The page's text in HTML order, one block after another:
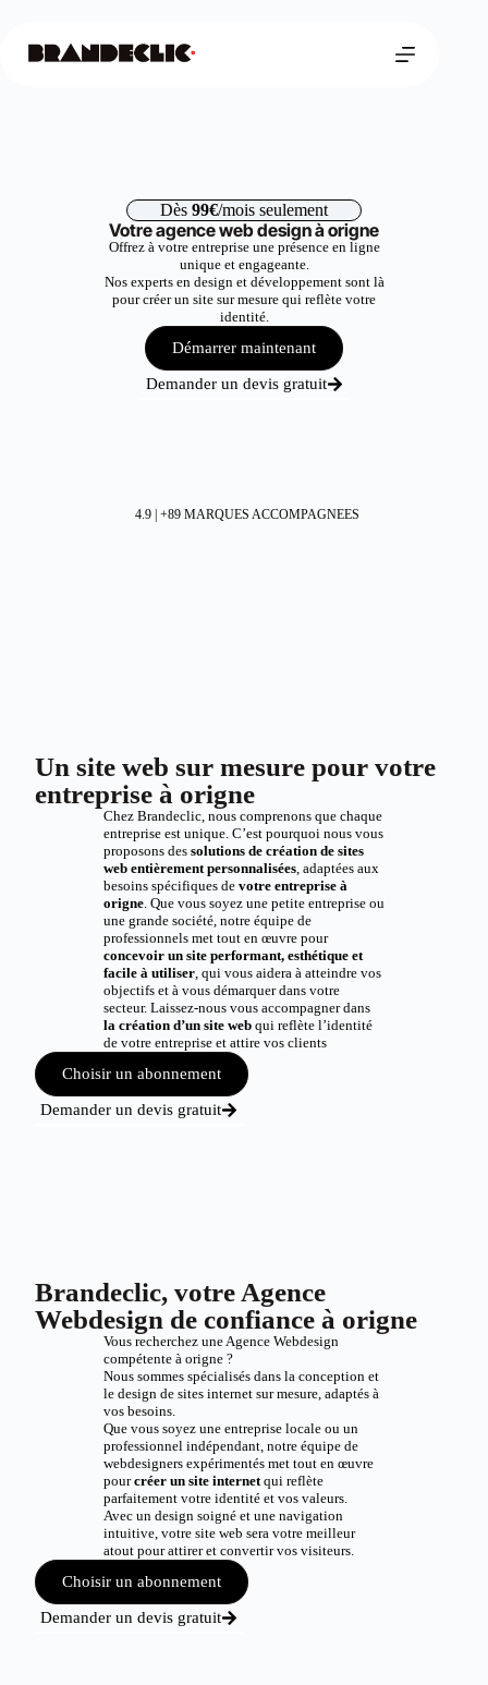
Dès 99€/mois seulement
Votre agence web design à origne
Offrez à votre entreprise une présence en ligne
unique et engageante.
Nos experts en design et développement sont là
pour créer un site sur mesure qui reflète votre
identité.
Démarrer maintenant
Demander un devis gratuit
4.9 | +89 MARQUES ACCOMPAGNEES
Un site web sur mesure pour votre
entreprise à origne
Chez Brandeclic, nous comprenons que chaque
entreprise est unique. C’est pourquoi nous vous
proposons des solutions de création de sites
web entièrement personnalisées, adaptées aux
besoins spécifiques de votre entreprise à
origne. Que vous soyez une petite entreprise ou
une grande société, notre équipe de
professionnels met tout en œuvre pour
concevoir un site performant, esthétique et
facile à utiliser, qui vous aidera à atteindre vos
objectifs et à vous démarquer dans votre
secteur. Laissez-nous vous accompagner dans
la création d’un site webqui reflète l’identité
de votre entreprise et attire vos clients
Choisir un abonnement
Demander un devis gratuit
Brandeclic, votre Agence
Webdesign de confiance à origne
Vous recherchez une Agence Webdesign
compétente à origne ?
Nous sommes spécialisés dans la conception et
le design de sites internet sur mesure, adaptés à
vos besoins.
Que vous soyez une entreprise locale ou un
professionnel indépendant, notre équipe de
webdesigners expérimentés met tout en œuvre
pourcréer un site internetqui reflète
parfaitement votre identité et vos valeurs.
Avec un design soigné et une navigation
intuitive, votre site web sera votre meilleur
atout pour attirer et convertir vos visiteurs.
Choisir un abonnement
Demander un devis gratuit